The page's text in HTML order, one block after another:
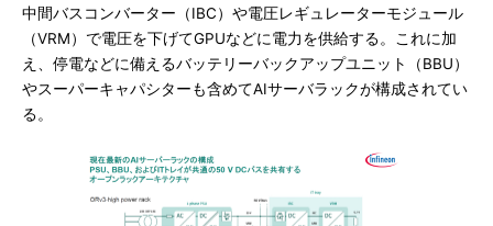
中間バスコンバーター（IBC）や電圧レギュレーターモジュール
（VRM）で電圧を下げてGPUなどに電力を供給する。これに加
え、停電などに備えるバッテリーバックアップユニット（BBU）
やスーパーキャパシターも含めてAIサーバラックが構成されてい
る。